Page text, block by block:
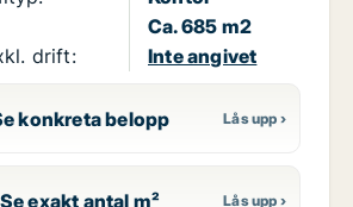
Ca. 685 m2
drift:
Inte angivet
konkreta belopp
Se exakt antal m²